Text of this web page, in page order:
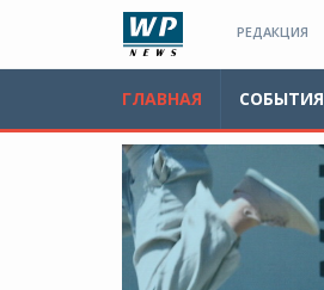
РЕДАКЦИЯ
ГЛАВНАЯ СОБЫТИЯ